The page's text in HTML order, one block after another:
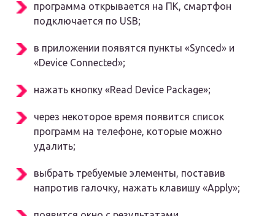
программа открывается на ПК, смартфон
подключается по USB;
в приложении появятся пункты «Synced» и
«Device Connected»;
нажать кнопку «Read Device Package»;
через некоторое время появится список
программ на телефоне, которые можно
удалить;
выбрать требуемые элементы, поставив
напротив галочку, нажать клавишу «Apply»;